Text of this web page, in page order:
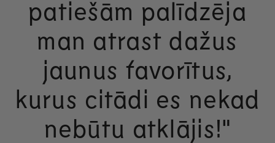
patiešām palīdzēja
man atrast dažus
jaunus favorītus,
kurus citādi es nekad
nebūtu atklājis!"